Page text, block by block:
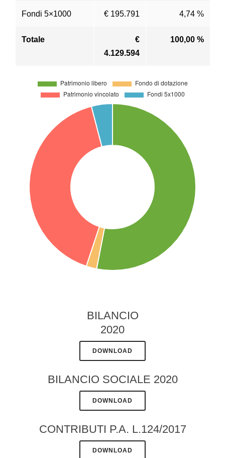
Fondi 5×1000 € 195.791 4,74 %
Totale
€
4.129.594
100,00 %
BILANCIO
2020
DOWNLOAD
BILANCIO SOCIALE 2020
DOWNLOAD
CONTRIBUTI P.A. L.124/2017
DOWNLOAD